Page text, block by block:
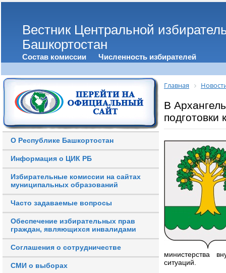
Вестник Центральной
Башкортостан
Состав комиссии Численность избирателей
О Республике Башкортостан
Информация о ЦИК РБ
Избирательные комиссии на сайтах
муниципальных образований
Часто задаваемые вопросы
Обеспечение избирательных прав
граждан, являющихся инвалидами
Соглашения о сотрудничестве
СМИ о выборах
Главная
В
подготовки
министерства
ситуаций.